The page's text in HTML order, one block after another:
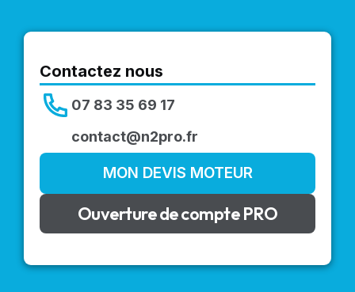
Contactez nous
07 83 35 69 17
contact@n2pro.fr
MON DEVIS MOTEUR
Ouverture de compte PRO